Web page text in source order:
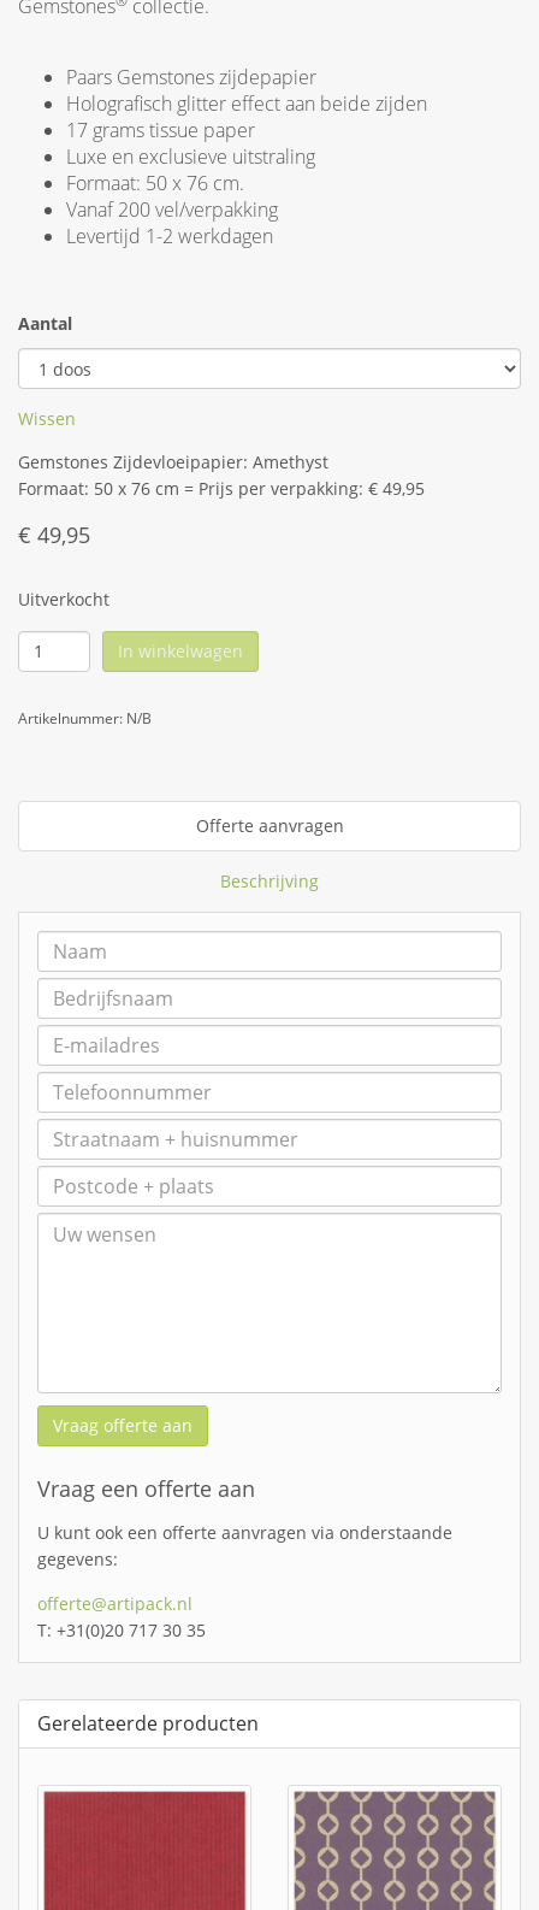
Gemstones
collectie.
Paars Gemstones zijdepapier
Holografisch glitter effect aan beide zijden
17 grams tissue paper
Luxe en exclusieve uitstraling
Formaat: 50 x 76 cm.
Vanaf 200 vel/verpakking
Levertijd 1-2 werkdagen
Aantal
Wissen
Gemstones Zijdevloeipapier: Amethyst
Formaat: 50 x 76 cm = Prijs per verpakking: € 49,95
€ 49,95
Uitverkocht
In winkelwagen
Artikelnummer: N/B
Offerte aanvragen
Beschrijving
Vraag offerte aan
Vraag een offerte aan
U kunt ook een offerte aanvragen via onderstaande
gegevens:
offerte@artipack.nl
T: +31(0)20 717 30 35
Gerelateerde producten